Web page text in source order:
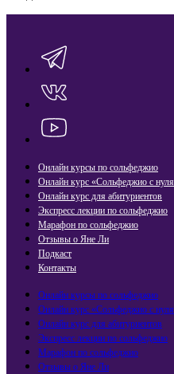
Онлайн курсы по сольфеджио
Онлайн курс «Сольфеджио с
Онлайн курс для абитуриентов
Экспресс лекции по сольфеджио​
Марафон по сольфеджио
Отзывы о Яне Ли
Подкаст
Контакты
Онлайн курсы по сольфеджио
Онлайн курс «Сольфеджио с
Онлайн курс для абитуриентов
Экспресс лекции по сольфеджио​
Марафон по сольфеджио
Отзывы о Яне Ли